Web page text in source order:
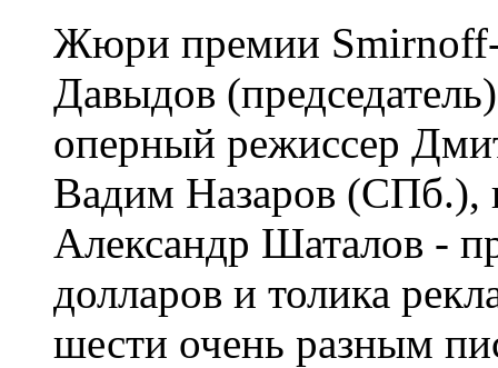
Жюри премии
Давыдов
оперный режиссер
Вадим Назаров (СПб.),
Александр Шаталов -
долларов и толика
шести очень разным